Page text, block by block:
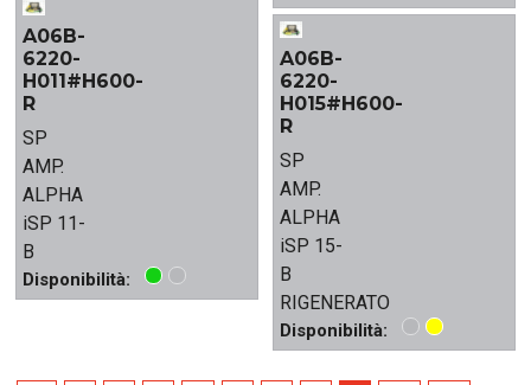
A06B-
6220-
H011#H600-
R
SP
AMP.
ALPHA
iSP 11-
B
Disponibilità:
A06B-
6220-
H015#H600-
R
SP
AMP.
ALPHA
iSP 15-
B
RIGENERATO
Disponibilità: